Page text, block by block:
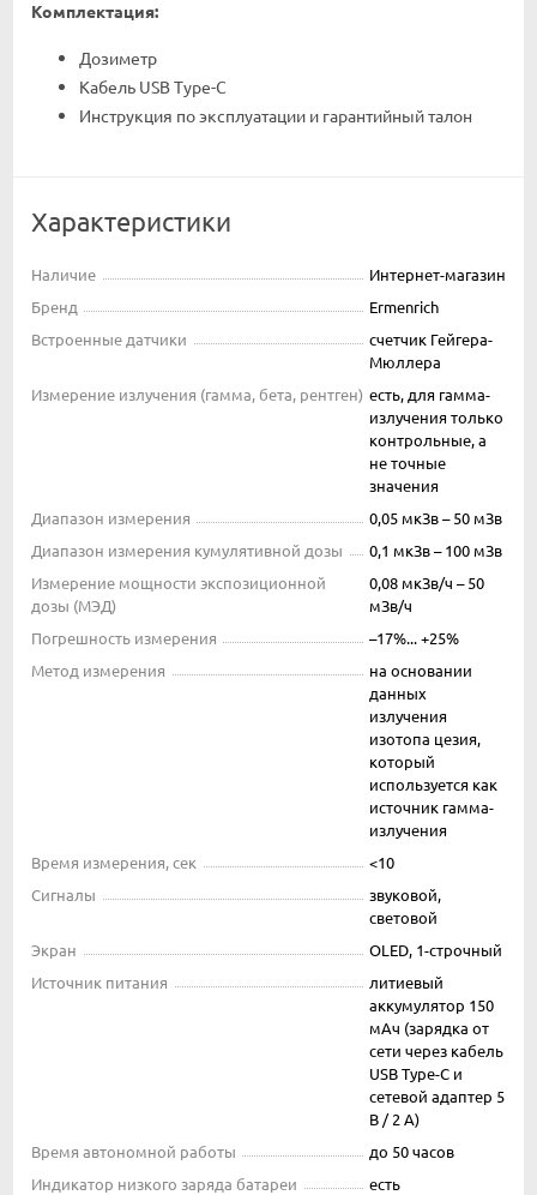
Комплектация:
Дозиметр
Кабель USB Type-C
Инструкция по эксплуатации и гарантийный талон
Характеристики
Наличие
Интернет-магазин
Бренд
Ermenrich
Встроенные датчики
счетчик Гейгера-
Мюллера
Измерение излучения (гамма, бета, рентген) есть, для гамма-
излучения только
контрольные, а
не точные
значения
Диапазон измерения
0,05 мкЗв – 50 мЗв
Диапазон измерения кумулятивной дозы
0,1 мкЗв – 100 мЗв
Измерение мощности экспозиционной
дозы (МЭД)
0,08 мкЗв/ч – 50
мЗв/ч
Погрешность измерения
–17%... +25%
Метод измерения
на основании
данных
излучения
изотопа цезия,
который
используется как
источник гамма-
излучения
Время измерения, сек
<10
Сигналы
звуковой,
световой
Экран
OLED, 1-строчный
Источник питания
литиевый
аккумулятор 150
мАч (зарядка от
сети через кабель
USB Type-C и
сетевой адаптер 5
В / 2 А)
Время автономной работы
до 50 часов
Индикатор низкого заряда батареи
есть